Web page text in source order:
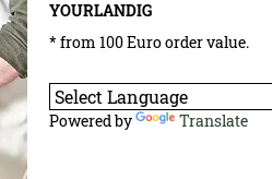
luftleeren Verpackung in der Industrie
eingesetzt.
Lebensmittel bestätigen die Qualität der
YOURLANDIG
* from 100 Euro order value.
Powered by Translate